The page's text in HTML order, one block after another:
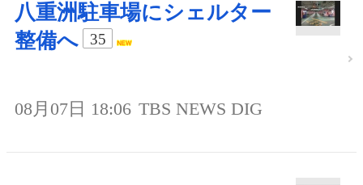
八重洲駐車場にシェルター
整備へ
35
08月07日 18:06 TBS NEWS DIG